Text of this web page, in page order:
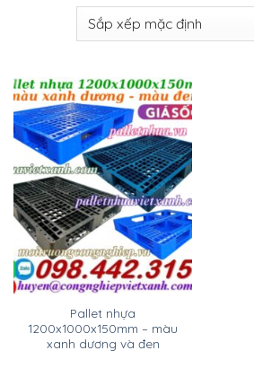
Pallet nhựa
1200x1000x150mm – màu
xanh dương và đen